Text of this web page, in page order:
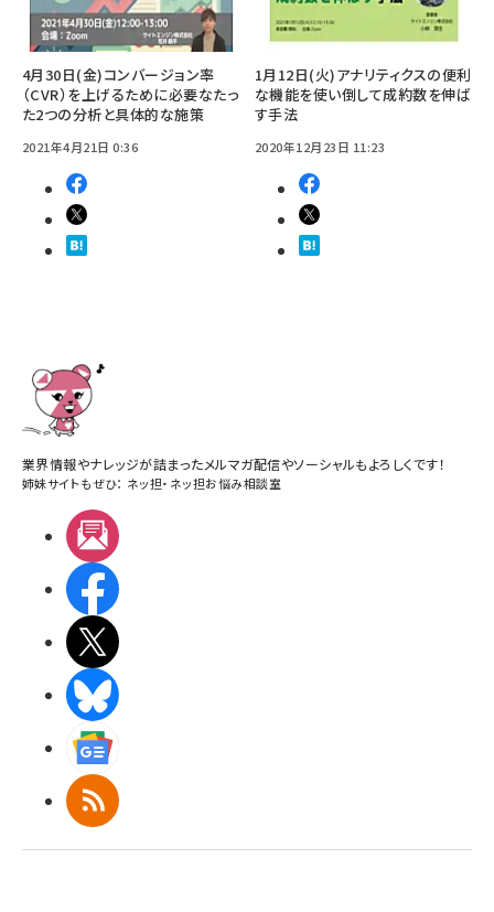
4月30日(金)コンバージョン率
（CVR）を上げるために必要なたっ
た2つの分析と具体的な施策
2021年4月21日 0:36
1月12日(火)アナリティクスの便利
な機能を使い倒して成約数を伸ば
す手法
2020年12月23日 11:23
業界情報やナレッジが詰まったメルマガ配信やソーシャルもよろしくです！
姉妹サイトもぜひ： ネッ担・ ネッ担お悩み相談室
RSS